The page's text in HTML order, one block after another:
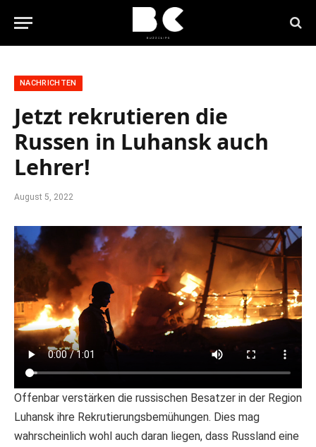
NACHRICHTEN
Jetzt rekrutieren die
Russen in Luhansk auch
Lehrer!
August 5, 2022
Offenbar verstärken die russischen Besatzer in der Region
Luhansk ihre Rekrutierungsbemühungen. Dies mag
wahrscheinlich wohl auch daran liegen, dass Russland eine